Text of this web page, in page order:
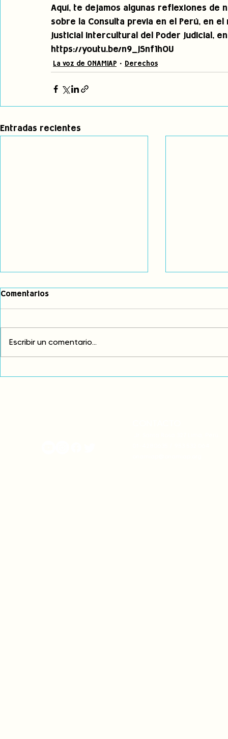
Aquí, te dejamos algunas reflexiones de
sobre la Consulta previa en el Perú, en
Justicial Intercultural del Poder Judicial,
https://youtu.be/n9_JSnf1hOU
La voz de ONAMIAP Derechos
Entradas recientes
Comentarios
Escribir un comentario...